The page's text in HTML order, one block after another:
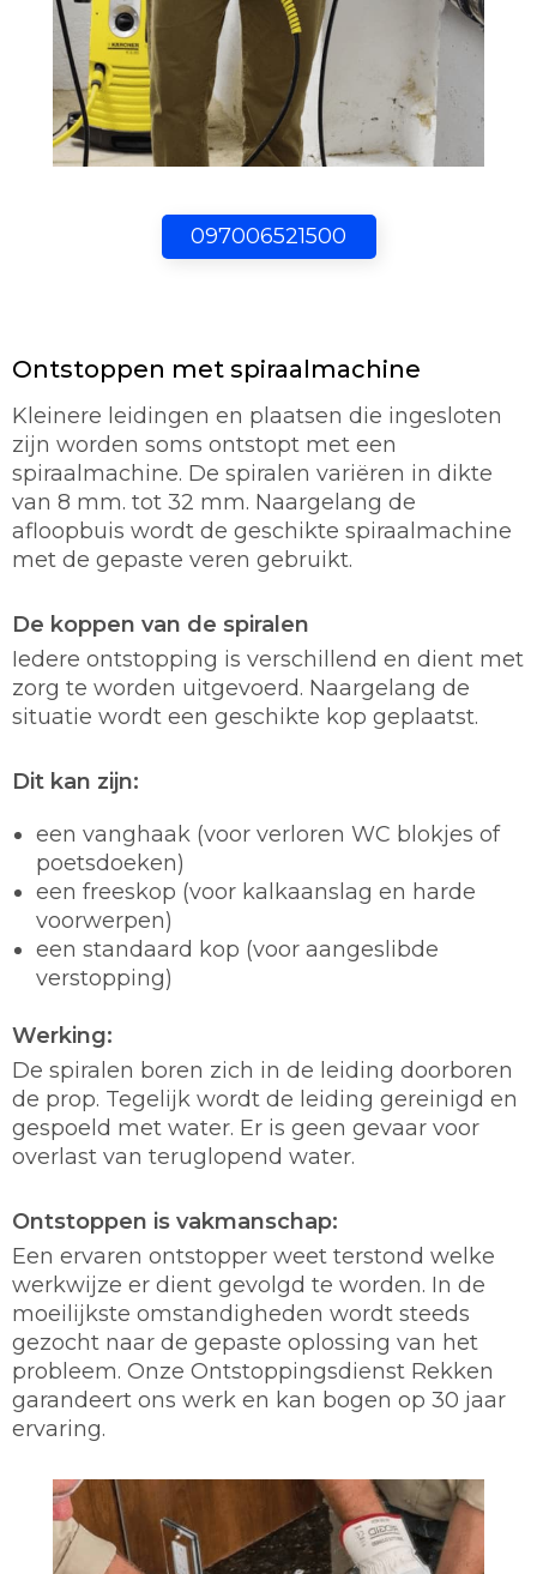
097006521500
Ontstoppen met spiraalmachine
Kleinere leidingen en plaatsen die ingesloten
zijn worden soms ontstopt met een
spiraalmachine. De spiralen variëren in dikte
van 8 mm. tot 32 mm. Naargelang de
afloopbuis wordt de geschikte spiraalmachine
met de gepaste veren gebruikt.
De koppen van de spiralen
Iedere ontstopping is verschillend en dient met
zorg te worden uitgevoerd. Naargelang de
situatie wordt een geschikte kop geplaatst.
Dit kan zijn:
een vanghaak (voor verloren WC blokjes of
poetsdoeken)
een freeskop (voor kalkaanslag en harde
voorwerpen)
een standaard kop (voor aangeslibde
verstopping)
Werking:
De spiralen boren zich in de leiding doorboren
de prop. Tegelijk wordt de leiding gereinigd en
gespoeld met water. Er is geen gevaar voor
overlast van teruglopend water.
Ontstoppen is vakmanschap:
Een ervaren ontstopper weet terstond welke
werkwijze er dient gevolgd te worden. In de
moeilijkste omstandigheden wordt steeds
gezocht naar de gepaste oplossing van het
probleem. Onze Ontstoppingsdienst Rekken
garandeert ons werk en kan bogen op 30 jaar
ervaring.